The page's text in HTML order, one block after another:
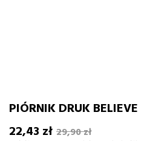
PIÓRNIK DRUK BELIEVE
22,43 zł 29,90 zł